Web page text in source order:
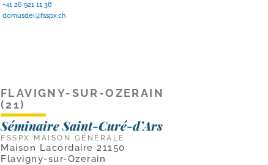
+41 26 921 11 38
domusdei@fsspx.ch
FLAVIGNY-SUR-OZERAIN
(21)
Séminaire Saint-Curé-d’Ars
FSSPX MAISON GÉNÉRALE
Maison Lacordaire 21150
Flavigny-sur-Ozerain